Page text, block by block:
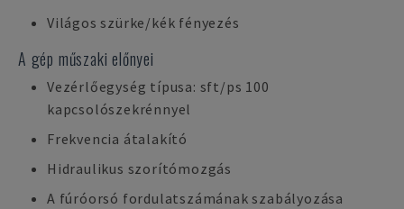
Világos szürke/kék fényezés
A gép műszaki előnyei
Vezérlőegység típusa: sft/ps 100
kapcsolószekrénnyel
Frekvencia átalakító
Hidraulikus szorítómozgás
A fúróorsó fordulatszámának szabályozása